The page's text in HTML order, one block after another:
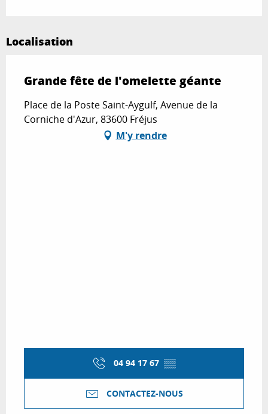
Localisation
Grande fête de l'omelette géante
Place de la Poste Saint-Aygulf, Avenue de la
Corniche d'Azur, 83600 Fréjus
M'y rendre
04 94 17 67 ▒▒
CONTACTEZ-NOUS